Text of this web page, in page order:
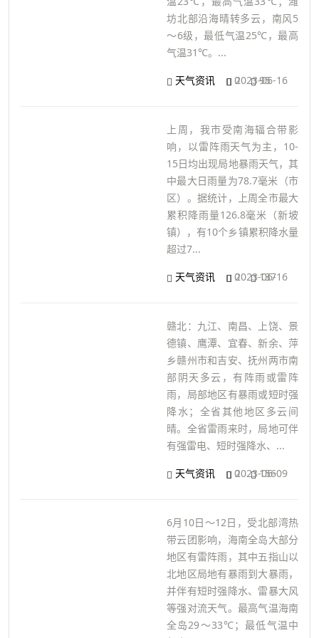
坊北部沿海晴转多云，南风5
～6级，最低气温25℃，最高
气温31℃。...
天气资讯 0 95
2023-06-16
上周，我市受南海辐合带影
响，以雷阵雨天气为主，10-
15日均出现局地暴雨天气，其
中最大日雨量为78.7毫米（市
区）。据统计，上周全市最大
累积降雨量126.8毫米（新坡
镇），有10个乡镇累积降水量
超过7...
天气资讯 0 137
2023-06-16
赣北：九江、南昌、上饶、景
德镇、鹰潭、宜春、新余、萍
乡赣州市和吉安、抚州两市南
部阴天多云，有阵雨或雷阵
雨，局部地区有暴雨或短时强
降水；全省其他地区多云间
晴。全省雷雨来时，局地可伴
有强雷电、短时强降水、...
天气资讯 0 156
2023-06-09
6月10日～12日，受北部湾热
带云团影响，海南全岛大部分
地区有雷阵雨，其中五指山以
北地区局地有暴雨到大暴雨，
并伴有短时强降水、雷暴大风
等强对流天气。最高气温海南
全岛29～33℃；最低气温中